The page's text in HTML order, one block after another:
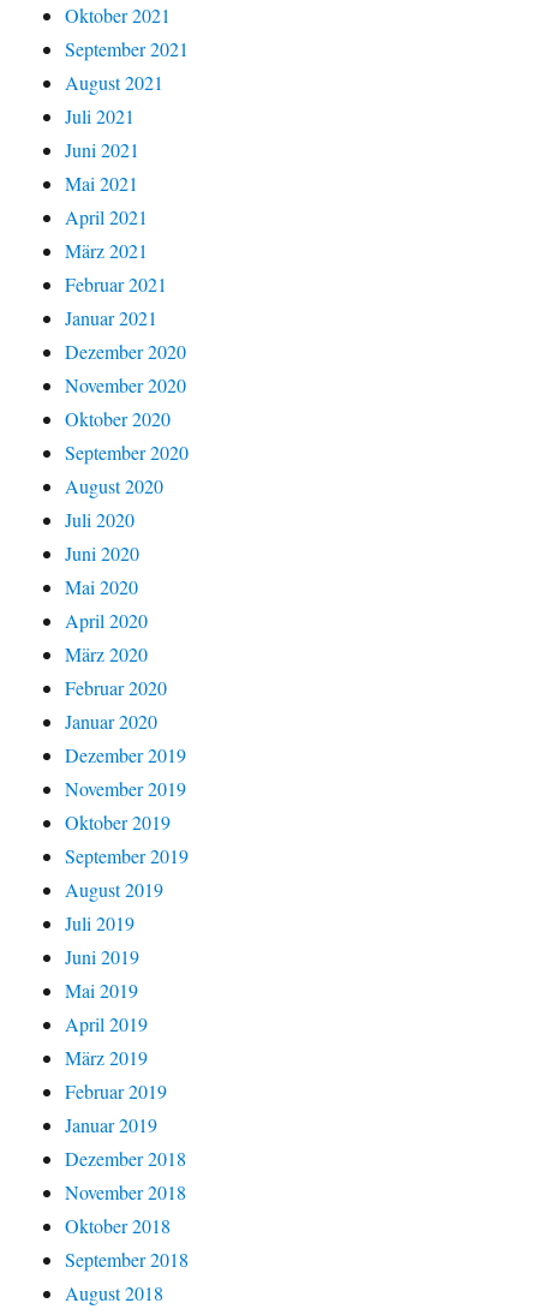
Oktober 2021
September 2021
August 2021
Juli 2021
Juni 2021
Mai 2021
April 2021
März 2021
Februar 2021
Januar 2021
Dezember 2020
November 2020
Oktober 2020
September 2020
August 2020
Juli 2020
Juni 2020
Mai 2020
April 2020
März 2020
Februar 2020
Januar 2020
Dezember 2019
November 2019
Oktober 2019
September 2019
August 2019
Juli 2019
Juni 2019
Mai 2019
April 2019
März 2019
Februar 2019
Januar 2019
Dezember 2018
November 2018
Oktober 2018
September 2018
August 2018